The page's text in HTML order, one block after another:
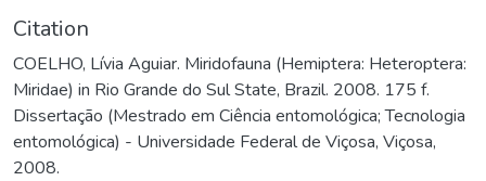
Citation
COELHO, Lívia Aguiar. Miridofauna (Hemiptera: Heteroptera:
Miridae) in Rio Grande do Sul State, Brazil. 2008. 175 f.
Dissertação (Mestrado em Ciência entomológica; Tecnologia
entomológica) - Universidade Federal de Viçosa, Viçosa,
2008.